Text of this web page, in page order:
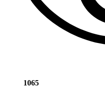
1065